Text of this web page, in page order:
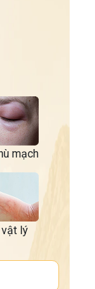
mạch
lý